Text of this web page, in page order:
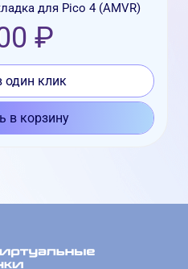
для Pico 4 (AMVR)
₽
один клик
в корзину